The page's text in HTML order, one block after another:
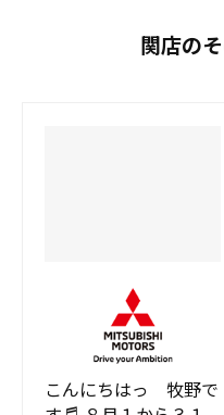
関店の
ＳＵＰＥＲ ＳＵＭＭ
ＥＲ ＳＡＬＥ 🥎
こんにちはっ 牧野で